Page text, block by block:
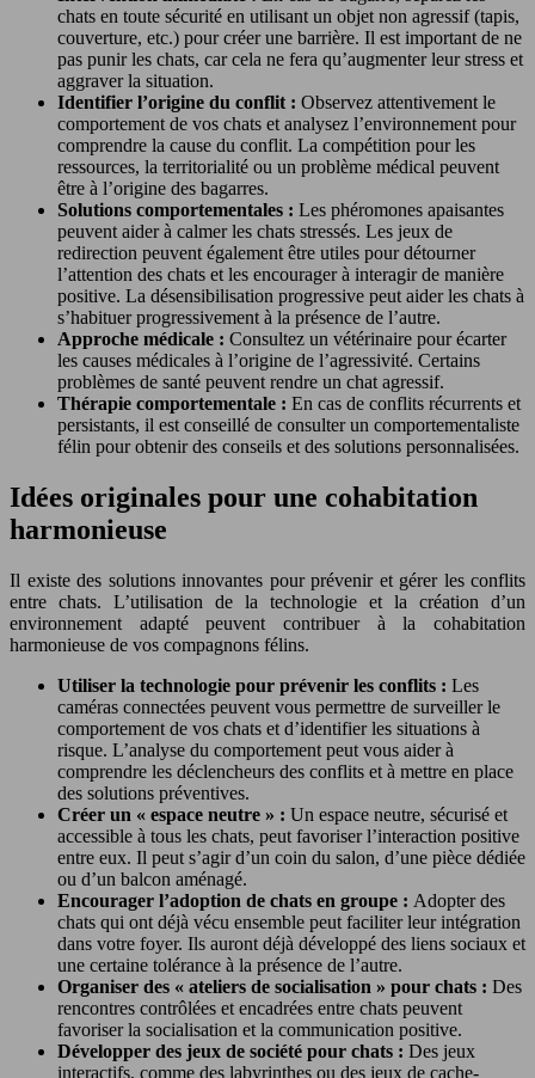
chats en toute sécurité en utilisant un objet non agressif (tapis,
couverture, etc.) pour créer une barrière. Il est important de ne
pas punir les chats, car cela ne fera qu’augmenter leur stress et
aggraver la situation.
Identifier l’origine du conflit : Observez attentivement le
comportement de vos chats et analysez l’environnement pour
comprendre la cause du conflit. La compétition pour les
ressources, la territorialité ou un problème médical peuvent
être à l’origine des bagarres.
Solutions comportementales : Les phéromones apaisantes
peuvent aider à calmer les chats stressés. Les jeux de
redirection peuvent également être utiles pour détourner
l’attention des chats et les encourager à interagir de manière
positive. La désensibilisation progressive peut aider les chats à
s’habituer progressivement à la présence de l’autre.
Approche médicale : Consultez un vétérinaire pour écarter
les causes médicales à l’origine de l’agressivité. Certains
problèmes de santé peuvent rendre un chat agressif.
Thérapie comportementale : En cas de conflits récurrents et
persistants, il est conseillé de consulter un comportementaliste
félin pour obtenir des conseils et des solutions personnalisées.
Idées originales pour une cohabitation
harmonieuse
Il existe des solutions innovantes pour prévenir et gérer les conflits
entre chats. L’utilisation de la technologie et la création d’un
environnement adapté peuvent contribuer à la cohabitation
harmonieuse de vos compagnons félins.
Utiliser la technologie pour prévenir les conflits : Les
caméras connectées peuvent vous permettre de surveiller le
comportement de vos chats et d’identifier les situations à
risque. L’analyse du comportement peut vous aider à
comprendre les déclencheurs des conflits et à mettre en place
des solutions préventives.
Créer un « espace neutre » : Un espace neutre, sécurisé et
accessible à tous les chats, peut favoriser l’interaction positive
entre eux. Il peut s’agir d’un coin du salon, d’une pièce dédiée
ou d’un balcon aménagé.
Encourager l’adoption de chats en groupe : Adopter des
chats qui ont déjà vécu ensemble peut faciliter leur intégration
dans votre foyer. Ils auront déjà développé des liens sociaux et
une certaine tolérance à la présence de l’autre.
Organiser des « ateliers de socialisation » pour chats : Des
rencontres contrôlées et encadrées entre chats peuvent
favoriser la socialisation et la communication positive.
Développer des jeux de société pour chats : Des jeux
interactifs, comme des labyrinthes ou des jeux de cache-